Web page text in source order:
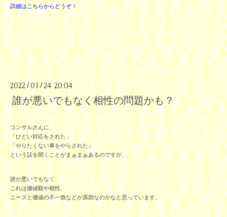
詳細はこちらからどうぞ！
2022/03 /24 20:04
誰が悪いでもなく相性の問題かも？
コンサルさんに、
「ひどい対応をされた」
「やりたくない事をやらされた」
という話を聞くことがまぁまぁあるのですが、
誰が悪いでもなく、
これは価値観や相性、
ニーズと価値の不一致などが原因なのかなと思っています。